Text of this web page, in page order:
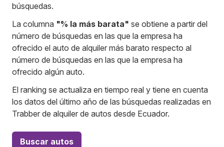
búsquedas.
La columna "% la más barata" se obtiene a partir del
número de búsquedas en las que la empresa ha
ofrecido el auto de alquiler más barato respecto al
número de búsquedas en las que la empresa ha
ofrecido algún auto.
El ranking se actualiza en tiempo real y tiene en cuenta
los datos del último año de las búsquedas realizadas en
Trabber de alquiler de autos desde Ecuador.
Buscar autos